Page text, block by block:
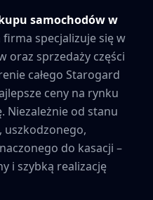
samochodów w
firma specjalizuje się w
oraz sprzedaży części
całego Starogard
ceny na rynku
Niezależnie od stanu
uszkodzonego,
do kasacji –
i szybką realizację